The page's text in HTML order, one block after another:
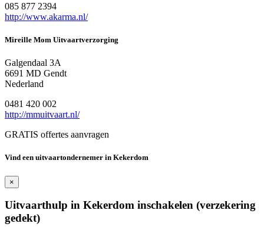
085 877 2394
http://www.akarma.nl/
Mireille Mom Uitvaartverzorging
Galgendaal 3A
6691 MD Gendt
Nederland
0481 420 002
http://mmuitvaart.nl/
GRATIS offertes aanvragen
Vind een uitvaartondernemer in Kekerdom
×
Uitvaarthulp in Kekerdom inschakelen (verzekering
gedekt)